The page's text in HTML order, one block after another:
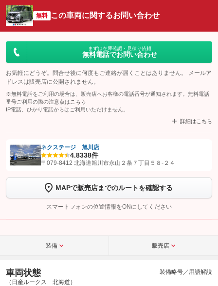
無料 この車両に関するお問い合わせ
まずは在庫確認・見積り依頼
無料電話でお問い合わせ
お気軽にどうぞ。問合せ後に何度もご連絡が届くことはありません。 メールア
ドレスは販売店に公開されません。
※無料電話をご利用の場合は、販売店へお客様の電話番号が通知されます。無料電話
番号ご利用の際の注意点は こちら
IP電話、ひかり電話からはご利用いただけません。
詳細はこちら
【STEP1】認証画面でグーネットを友だち追加してから「許可する」ボタンを押
トーク画面で
ボタンをタップして問い合わせを
完了してください。
こちら
ネクステージ 旭川店
4.8338件
〒079-8412 北海道旭川市永山２条７丁目５８‐２４
MAPで販売店までのルートを確認する
スマートフォンの位置情報をONにしてください
装備 販売店
車両状態
（日産ルークス 北海道）
装備略号／用語解説